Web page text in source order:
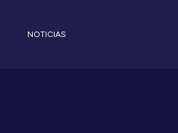
NOTICIAS